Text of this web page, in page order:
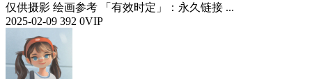
仅供摄影 绘画参考 「有效时定」：永久链接 ...
2025-02-09 392 0VIP